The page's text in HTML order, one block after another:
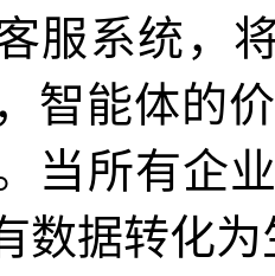
服系统，
智能体的
当所有企
数据转化